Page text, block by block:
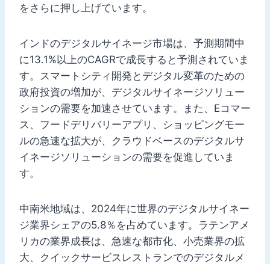
をさらに押し上げています。
インドのデジタルサイネージ市場は、予測期間中
に13.1%以上のCAGRで成長すると予測されていま
す。スマートシティ開発とデジタル変革のための
政府投資の増加が、デジタルサイネージソリュー
ションの需要を加速させています。また、Eコマー
ス、フードデリバリーアプリ、ショッピングモー
ルの急速な拡大が、クラウドベースのデジタルサ
イネージソリューションの需要を促進していま
す。
中南米地域は、2024年に世界のデジタルサイネー
ジ業界シェアの5.8％を占めています。ラテンアメ
リカの業界成長は、急速な都市化、小売業界の拡
大、クイックサービスレストランでのデジタルメ